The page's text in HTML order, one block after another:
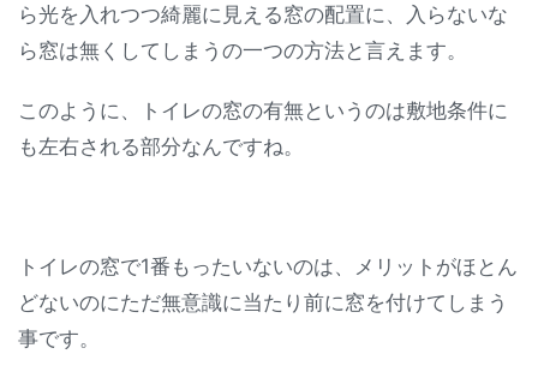
ら光を入れつつ綺麗に見える窓の配置に、入らないな
ら窓は無くしてしまうの一つの方法と言えます。
このように、トイレの窓の有無というのは敷地条件に
も左右される部分なんですね。
トイレの窓で1番もったいないのは、メリットがほとん
どないのにただ無意識に当たり前に窓を付けてしまう
事です。